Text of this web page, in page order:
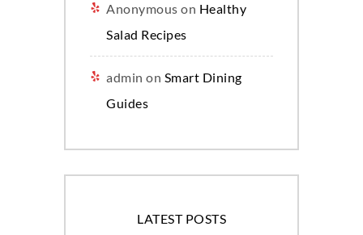
Anonymous on Healthy
Salad Recipes
admin on Smart Dining
Guides
LATEST POSTS